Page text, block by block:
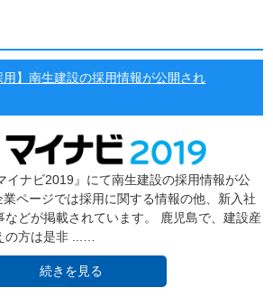
用】南生建設の採用情報が公開され
イナビ2019』にて南生建設の採用情報が公
ージでは採用に関する情報の他、新入社
などが掲載されています。 鹿児島で、建設産
の方は是非 ...…
続きを見る